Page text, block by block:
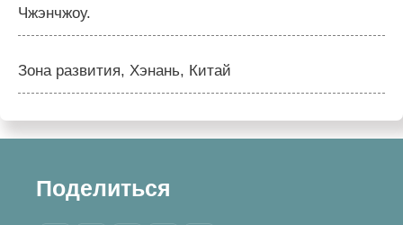
Чжэнчжоу.
Зона развития, Хэнань, Китай
Поделиться